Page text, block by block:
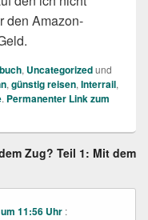
den Amazon-
, Uncategorizedund
, günstig reisen, Interrail,
. Permanenter Link zum
Zug? Teil 1: Mit dem
11:56 Uhr :